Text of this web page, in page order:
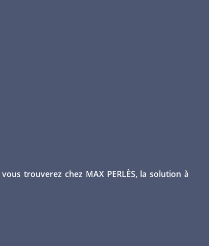
vous trouverez chez MAX PERLÈS, la solution à